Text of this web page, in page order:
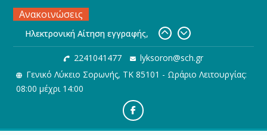
Skip
content
Ανακοινώσεις
Ηλεκτρονική Αίτηση εγγραφής,
ανανέωσης εγγραφής ή
μετεγγραφής μαθητών/τριών σε
ΓΕ.Λ.
Συγχαρητήρια στους/στις
μαθητές/τριες μας για την
εισαγωγή τους σε σχολές της
Τριτοβάθμιας Εκπαίδευσης
2241041477
lyksoron@sch.gr
Γενικό Λύκειο Σορωνής, ΤΚ 85101 - Ωράριο Λειτουργίας:
08:00 μέχρι 14:00